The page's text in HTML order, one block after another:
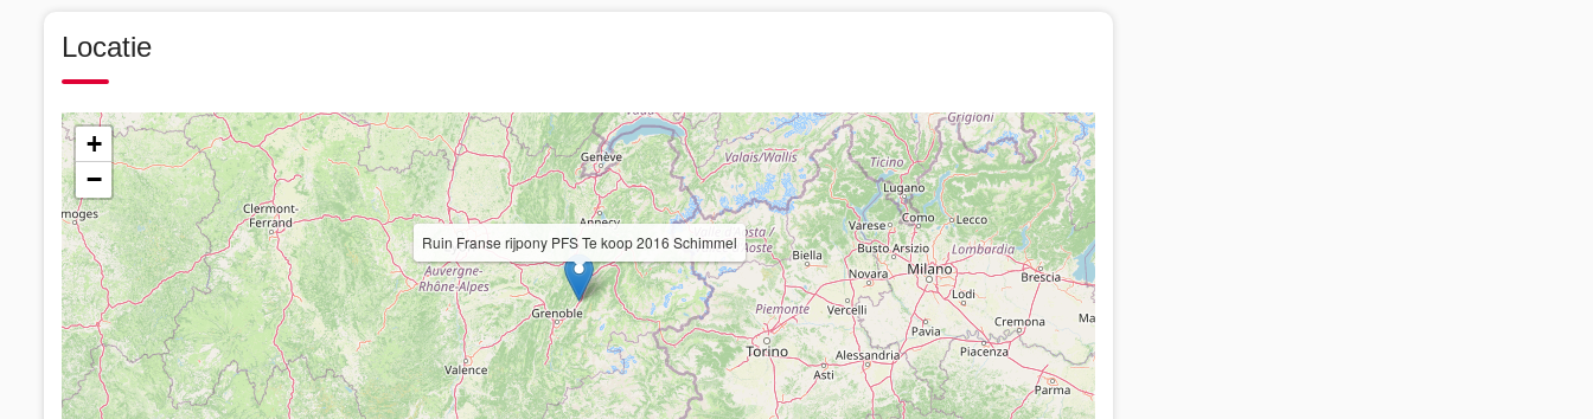
Locatie
Ruin Franse rijpony PFS Te koop 2016 Schimmel
+
−